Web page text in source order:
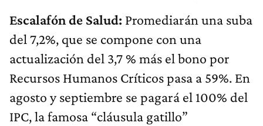
Escalafón de Salud: Promediarán una suba
del 7,2%, que se compone con una
actualización del 3,7 % más el bono por
Recursos Humanos Críticos pasa a 59%. En
agosto y septiembre se pagará el 100% del
IPC, la famosa “cláusula gatillo”